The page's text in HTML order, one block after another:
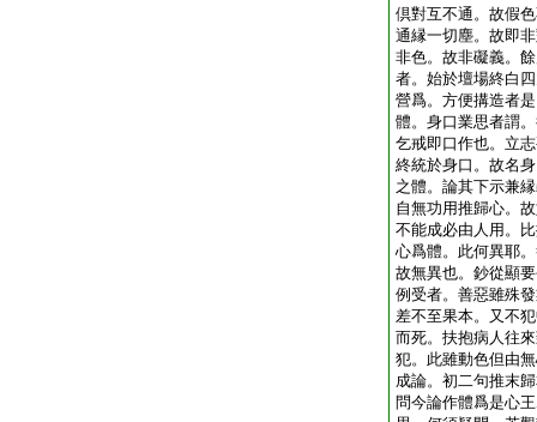
倶對互不通。故假
通縁一切塵。故即
非色。故非礙義。
者。始於壇場終白
營爲。方便搆造者
體。身口業思者謂
乞戒即口作也。立
終統於身口。故名
之體。論其下示兼
自無功用推歸心。
不能成必由人用。
心爲體。此何異耶
故無異也。鈔從顯
例受者。善惡雖殊
差不至果本。又不
而死。扶抱病人往
犯。此雖動色但由
成論。初二句推末
問今論作體爲是心